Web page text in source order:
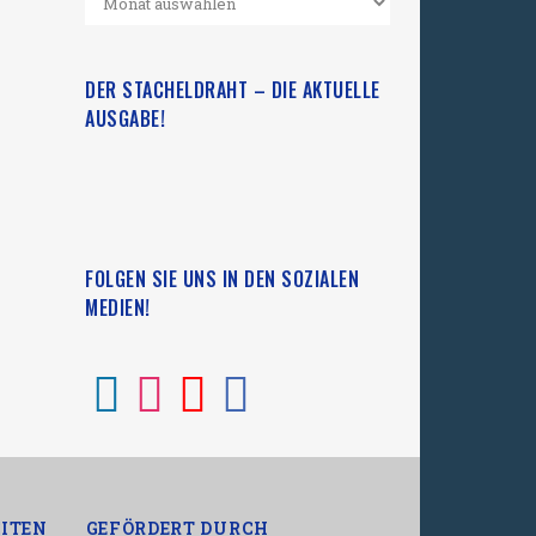
DER STACHELDRAHT – DIE AKTUELLE
AUSGABE!
FOLGEN SIE UNS IN DEN SOZIALEN
MEDIEN!
GEFÖRDERT DURCH